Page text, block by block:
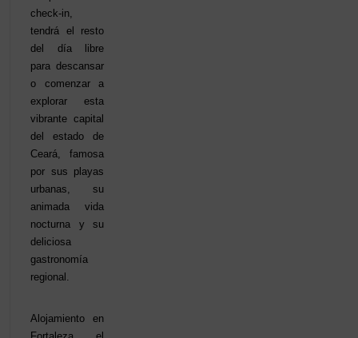
check-in,
tendrá el resto
del día libre
para descansar
o comenzar a
explorar esta
vibrante capital
del estado de
Ceará, famosa
por sus playas
urbanas, su
animada vida
nocturna y su
deliciosa
gastronomía
regional.
Alojamiento en